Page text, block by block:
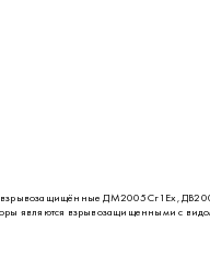
ДМ2005Сг1Ех,
являются взрывозащищенными с